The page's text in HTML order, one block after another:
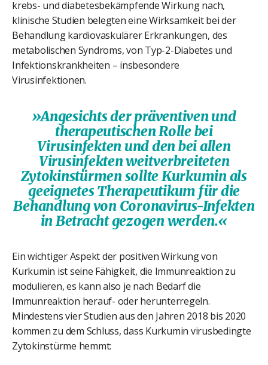
krebs- und diabetesbekämpfende Wirkung nach,
klinische Studien belegten eine Wirksamkeit bei der
Behandlung kardiovaskulärer Erkrankungen, des
metabolischen Syndroms, von Typ-2-Diabetes und
Infektionskrankheiten – insbesondere
Virusinfektionen.
»Angesichts der präventiven und
therapeutischen Rolle bei
Virusinfekten und den bei allen
Virusinfekten weitverbreiteten
Zytokinstürmen sollte Kurkumin als
geeignetes Therapeutikum für die
Behandlung von Coronavirus-Infekten
in Betracht gezogen werden.«
Ein wichtiger Aspekt der positiven Wirkung von
Kurkumin ist seine Fähigkeit, die Immunreaktion zu
modulieren, es kann also je nach Bedarf die
Immunreaktion herauf- oder herunterregeln.
Mindestens vier Studien aus den Jahren 2018 bis 2020
kommen zu dem Schluss, dass Kurkumin virusbedingte
Zytokinstürme hemmt: